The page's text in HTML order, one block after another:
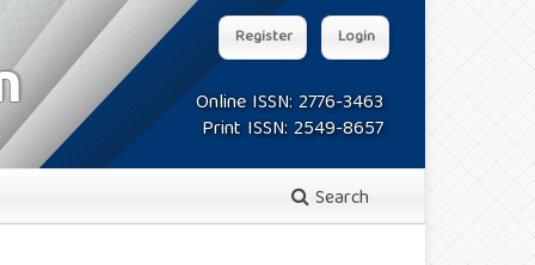
Online ISSN: 2776-3463
Print ISSN: 2549-8657
Search
Register Login